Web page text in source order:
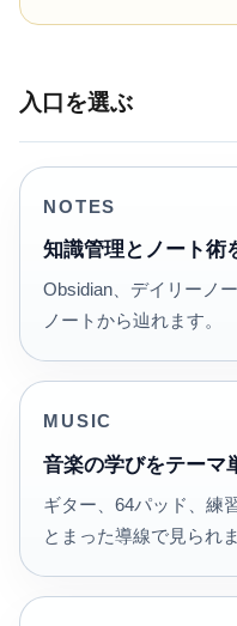
入口を選ぶ
NOTES
知識管理とノート術
Obsidian、デイリーノ
ノートから辿れます。
MUSIC
音楽の学びをテーマ
ギター、64パッド、練
とまった導線で見られま